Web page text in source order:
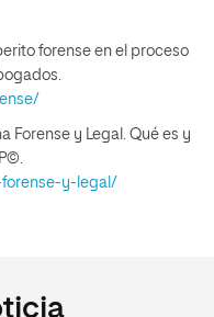
forense en el proceso
Forense y Legal. Qué es y
y-legal/